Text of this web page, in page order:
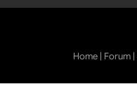
Home | Forum |